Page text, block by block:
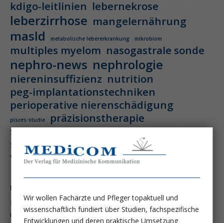
kdigo-leitlinien lebernekrose
leberzirrhose mangelernährung
masld metabolische lebererkrankung mikrobiom
multiples myelom nasogastrale sonde
nephro-news nephrologie
niereninsuffizienz nutrition
peg-implantationstechniken
perioperative nierenschädigung
pisces-studie
präzisionstherapie
schluckstörung semaglutid sepsis
septischer schock surrogatparamenter
vasopressortherapie öggh
Nachtrag: Bikarbonat bei Azidose Nur gut für die Niere?
Im letzten Heft der Nephro-News (5/2025) hatte ich die doch
recht komplexe Fragestellung der Bikarbonat-Therapie (NBT)
Wir wollen Fachärzte und Pfleger topaktuell und
wissenschaftlich fundiert über Studien, fachspezifische
Entwicklungen und deren praktische Umsetzung